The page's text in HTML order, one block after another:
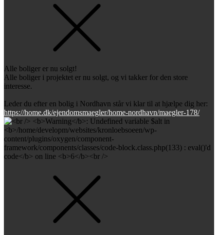
Alle boliger er nu solgt!
Alle boliger i projektet er nu solgt, og vi takker for den store
interesse.
Leder du efter en bolig i Nordhavn står vi klar til at hjælpe dig her:
https://home.dk/ejendomsmaegler/home-nordhavn/maegler-178/